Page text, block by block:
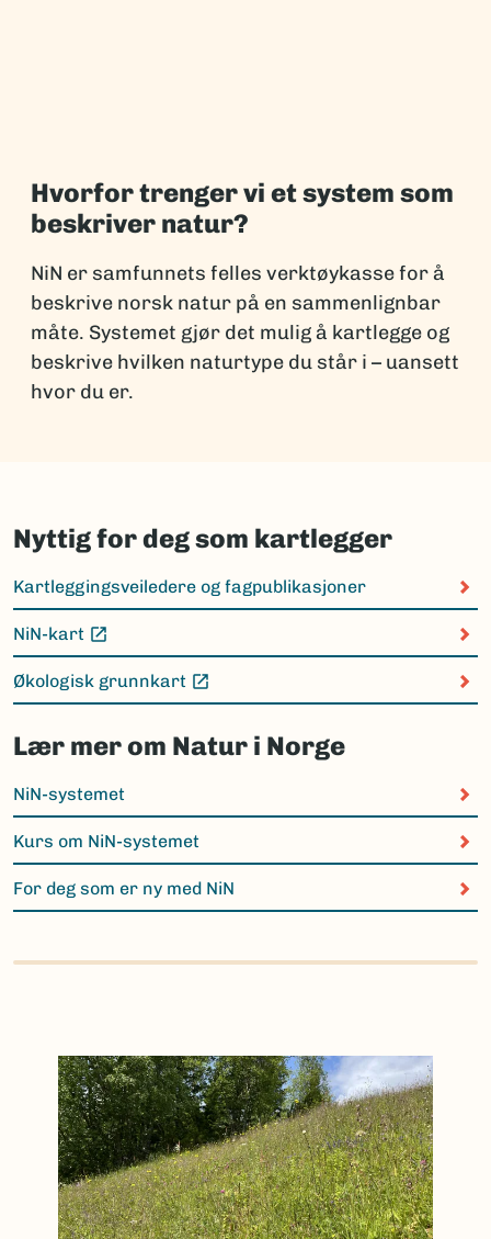
Hvorfor trenger vi et system som
beskriver natur?
NiN er samfunnets felles verktøykasse for å
beskrive norsk natur på en sammenlignbar
måte. Systemet gjør det mulig å kartlegge og
beskrive hvilken naturtype du står i – uansett
hvor du er.
Nyttig for deg som kartlegger
Kartleggingsveiledere og fagpublikasjoner
NiN-kart
(Ekstern lenke)
Økologisk grunnkart
(Ekstern lenke)
Lær mer om Natur i Norge
NiN-systemet
Kurs om NiN-systemet
For deg som er ny med NiN